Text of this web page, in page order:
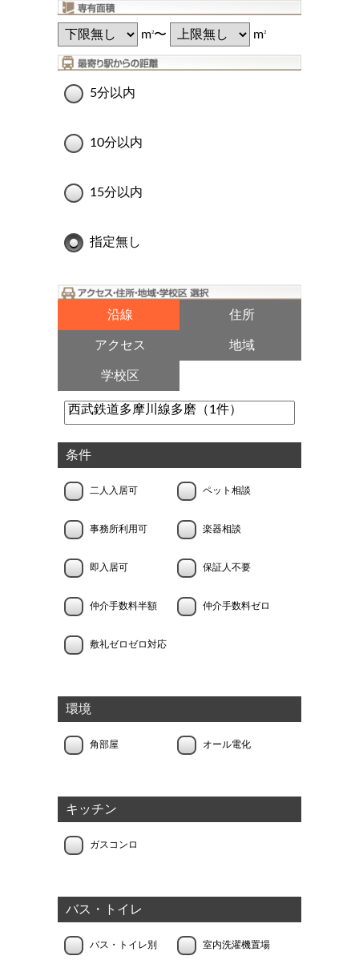
m2〜 m2
5分以内
10分以内
15分以内
指定無し
沿線 住所
アクセス 地域
学校区
条件
二人入居可 ペット相談
事務所利用可 楽器相談
即入居可 保証人不要
仲介手数料半額 仲介手数料ゼロ
敷礼ゼロゼロ対応
環境
角部屋 オール電化
キッチン
ガスコンロ
バス・トイレ
バス・トイレ別 室内洗濯機置場